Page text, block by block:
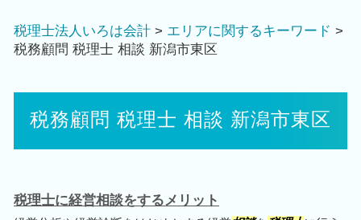
税理士法人いろは会計 > エリアに関するキーワード >
税務顧問 税理士 相談 新潟市東区
税務顧問 税理士 相談 新潟市東区
税理士に経営相談をするメリット